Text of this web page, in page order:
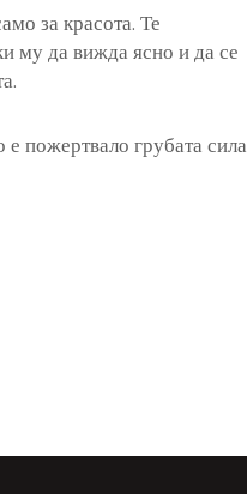
за красота. Те
му да вижда ясно и да се
пожертвало грубата сила